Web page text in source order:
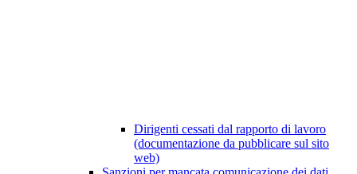
Dirigenti cessati dal rapporto di lavoro
(documentazione da pubblicare sul sito
web)